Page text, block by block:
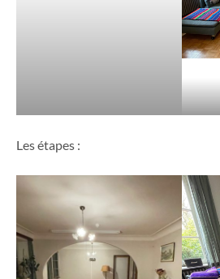
Les étapes :